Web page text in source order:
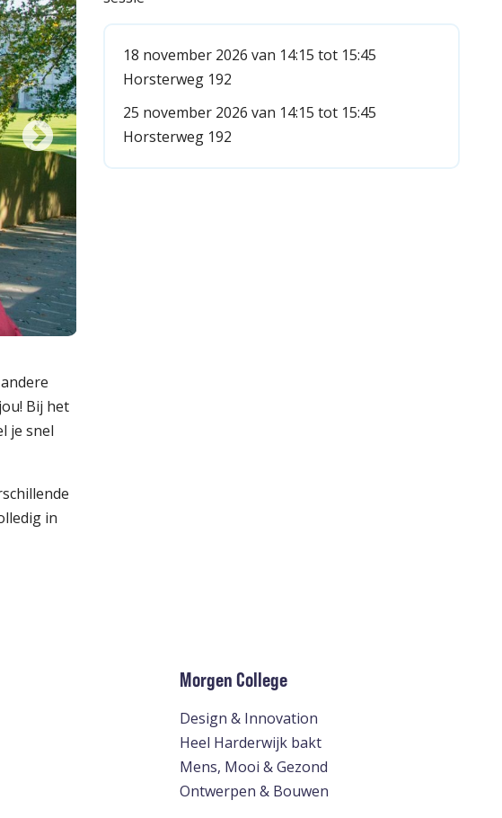
Bij het
je snel
in
18 november 2026 van 14:15 tot 15:45
Horsterweg 192
25 november 2026 van 14:15 tot 15:45
Horsterweg 192
Morgen College
Design & Innovation
Heel Harderwijk bakt
Mens, Mooi & Gezond
Ontwerpen & Bouwen